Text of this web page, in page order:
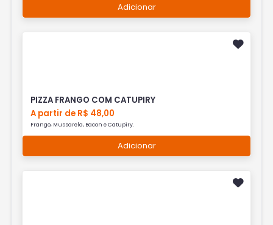
Adicionar
PIZZA FRANGO COM CATUPIRY
A partir de R$ 48,00
Frango, Mussarela, Bacon e Catupiry.
Adicionar